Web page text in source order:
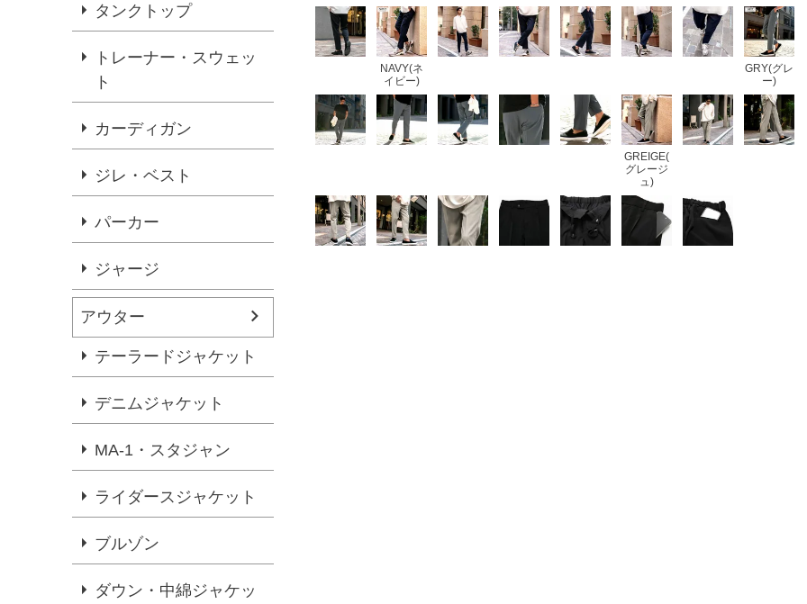
タンクトップ
トレーナー・スウェッ
ト
カーディガン
ジレ・ベスト
パーカー
ジャージ
アウター
テーラードジャケット
デニムジャケット
MA-1・スタジャン
ライダースジャケット
ブルゾン
ダウン・中綿ジャケッ
NAVY(ネ
イビー)
GRY(グレ
ー)
GREIGE(
グレージ
ュ)